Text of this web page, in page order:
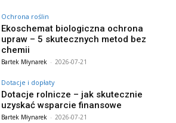
Ochrona roślin
Ekoschemat biologiczna ochrona
upraw – 5 skutecznych metod bez
chemii
Bartek Młynarek - 2026-07-21
Dotacje i dopłaty
Dotacje rolnicze – jak skutecznie
uzyskać wsparcie finansowe
Bartek Młynarek - 2026-07-21